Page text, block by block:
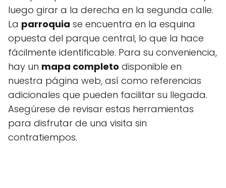
luego girar a la derecha en la segunda calle.
La parroquia se encuentra en la esquina
opuesta del parque central, lo que la hace
fácilmente identificable. Para su conveniencia,
hay un mapa completo disponible en
nuestra página web, así como referencias
adicionales que pueden facilitar su llegada.
Asegúrese de revisar estas herramientas
para disfrutar de una visita sin
contratiempos.